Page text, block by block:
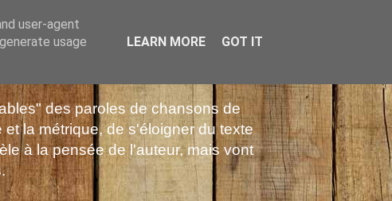
des paroles de chansons de
la métrique, de s'éloigner du texte
à la pensée de l'auteur, mais vont
user-agent
usage
LEARN MORE GOT IT